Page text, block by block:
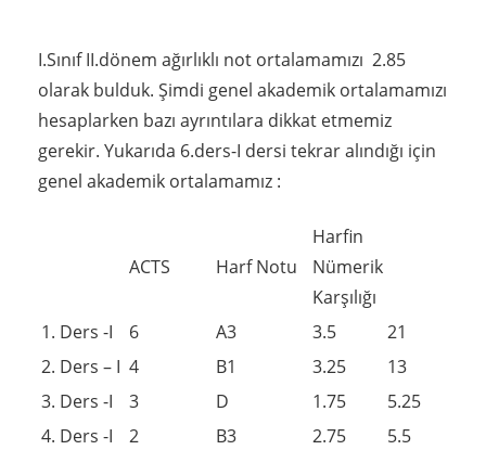
I.Sınıf II.dönem ağırlıklı not ortalamamızı 2.85
olarak bulduk. Şimdi genel akademik ortalamamızı
hesaplarken bazı ayrıntılara dikkat etmemiz
gerekir. Yukarıda 6.ders-I dersi tekrar alındığı için
genel akademik ortalamamız :
ACTS Harf Notu
Harfin
Nümerik
Karşılığı
1. Ders -I
6 A3 3.5
21
2. Ders – I 4 B1 3.25
13
3. Ders -I
3 D 1.75
5.25
4. Ders -I
2 B3 2.75
5.5